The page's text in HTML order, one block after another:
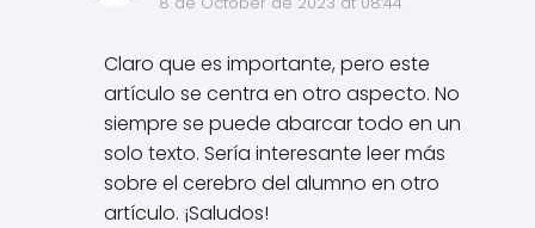
Claro que es importante, pero este
artículo se centra en otro aspecto. No
siempre se puede abarcar todo en un
solo texto. Sería interesante leer más
sobre el cerebro del alumno en otro
artículo. ¡Saludos!